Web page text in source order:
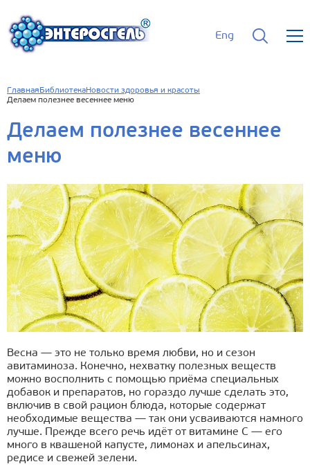
Eng
Главная БиблиотекаНовости здоровья и красоты
Делаем полезнее весеннее меню
Делаем полезнее весеннее
меню
Весна — это не только время любви, но и сезон
авитаминоза. Конечно, нехватку полезных веществ
можно восполнить с помощью приёма специальных
добавок и препаратов, но гораздо лучше сделать это,
включив в свой рацион блюда, которые содержат
необходимые вещества — так они усваиваются намного
лучше. Прежде всего речь идёт от витамине C — его
много в квашеной капусте, лимонах и апельсинах,
редисе и свежей зелени.